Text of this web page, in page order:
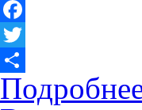
Facebook
Twitter
Отправить